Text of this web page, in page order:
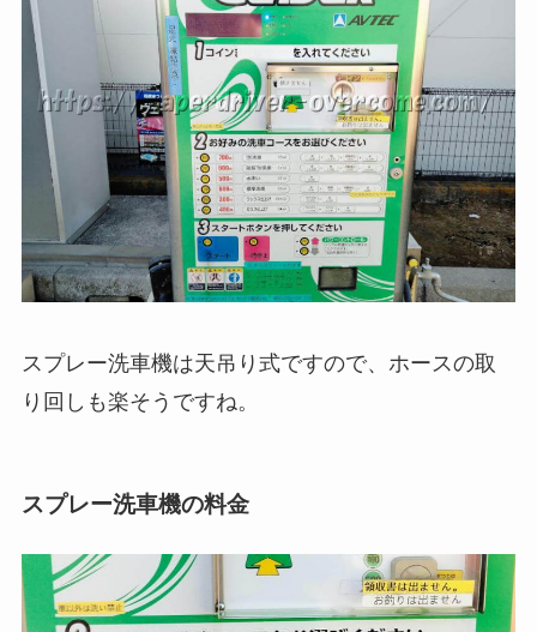
スプレー洗車機は天吊り式ですので、ホースの取
り回しも楽そうですね。
スプレー洗車機の料金